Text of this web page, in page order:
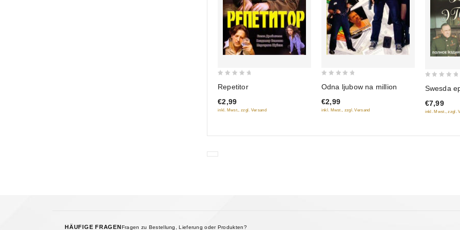
out
of
5
Repetitor
€2,99
inkl. Mwst., zzgl. Versand
of
5
Odna ljubow na million
€2,99
inkl. Mwst., zzgl. Versand
of
5
Swesda
€7,99
inkl. Mwst., zzgl.
HÄUFIGE FRAGENFragen zu Bestellung, Lieferung oder Produkten?